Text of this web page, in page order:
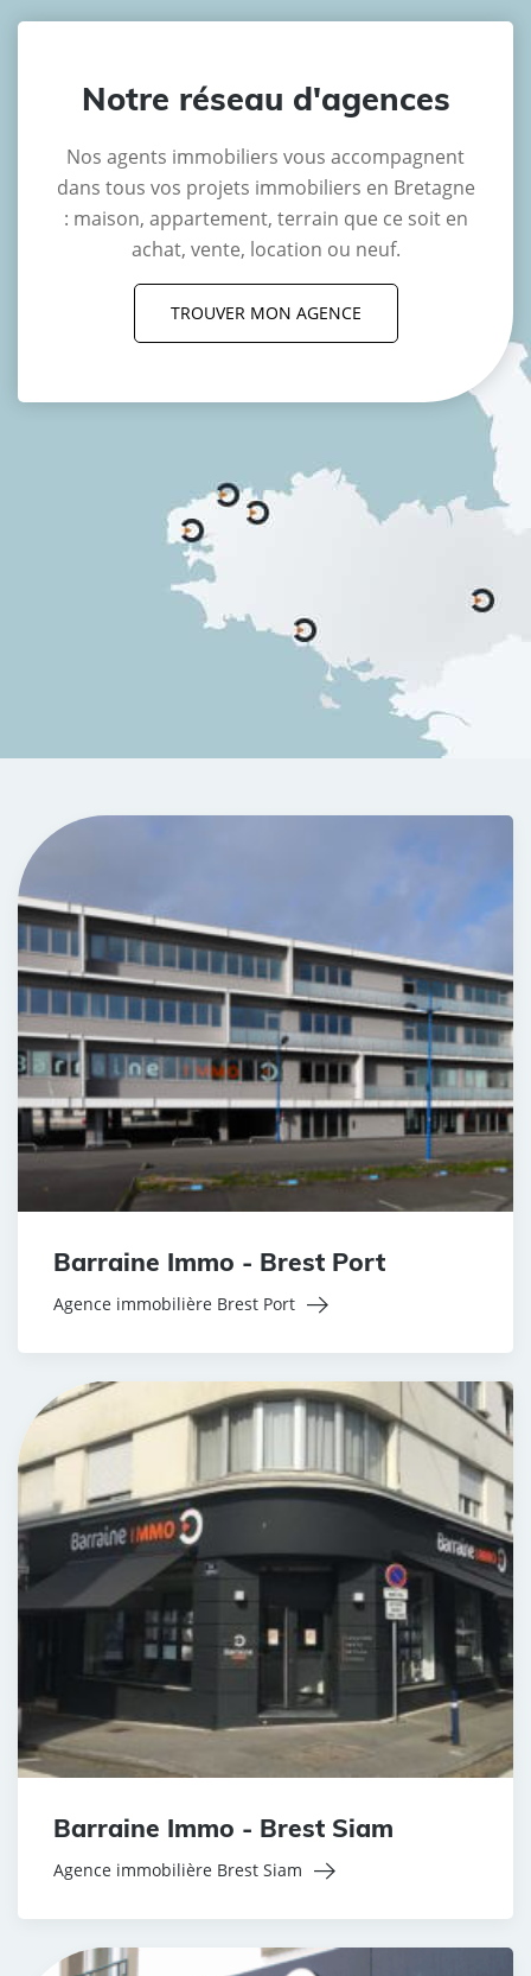
Notre réseau d'agences
Nos agents immobiliers vous accompagnent
dans tous vos projets immobiliers en Bretagne
: maison, appartement, terrain que ce soit en
achat, vente, location ou neuf.
TROUVER MON AGENCE
Barraine Immo - Brest Port
Agence immobilière Brest Port
Barraine Immo - Brest Siam
Agence immobilière Brest Siam